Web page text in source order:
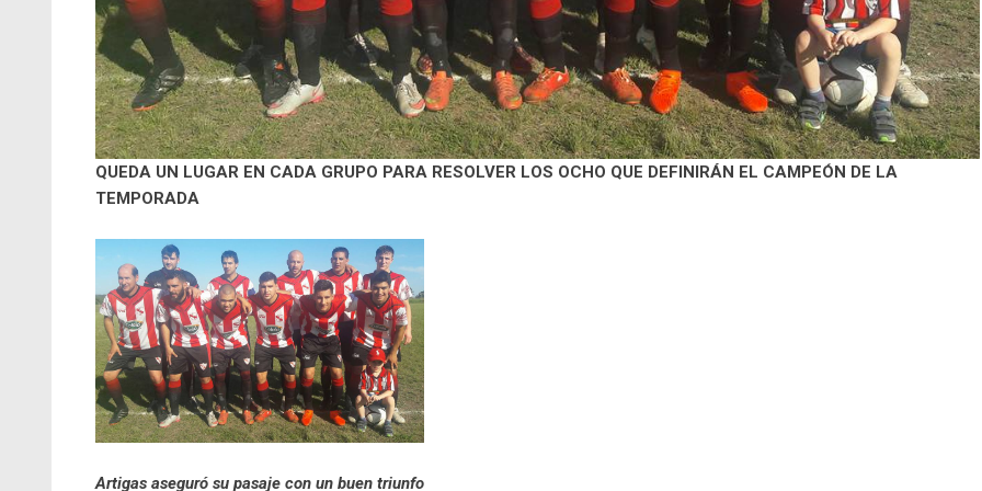
QUEDA UN LUGAR EN CADA GRUPO PARA RESOLVER LOS OCHO QUE DEFINIRÁN EL CAMPEÓN DE LA
TEMPORADA
Artigas aseguró su pasaje con un buen triunfo